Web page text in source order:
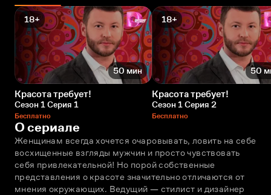
18+
50 мин
Красота требует!
Сезон 1 Серия 1
Бесплатно
18+
50
Красота требует!
Сезон 1 Серия 2
Бесплатно
О сериале
Женщинам всегда хочется очаровывать, ловить на себе
восхищенные взгляды мужчин и просто чувствовать
себя привлекательной! Но порой собственные
представления о красоте значительно отличаются от
мнения окружающих. Ведущий — стилист и дизайнер